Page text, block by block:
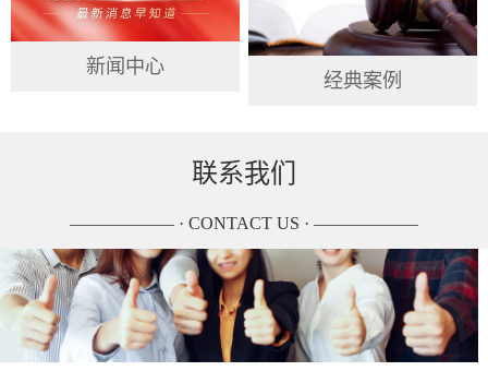
新闻中心
经典案例
联系我们
—————— · CONTACT US · ——————